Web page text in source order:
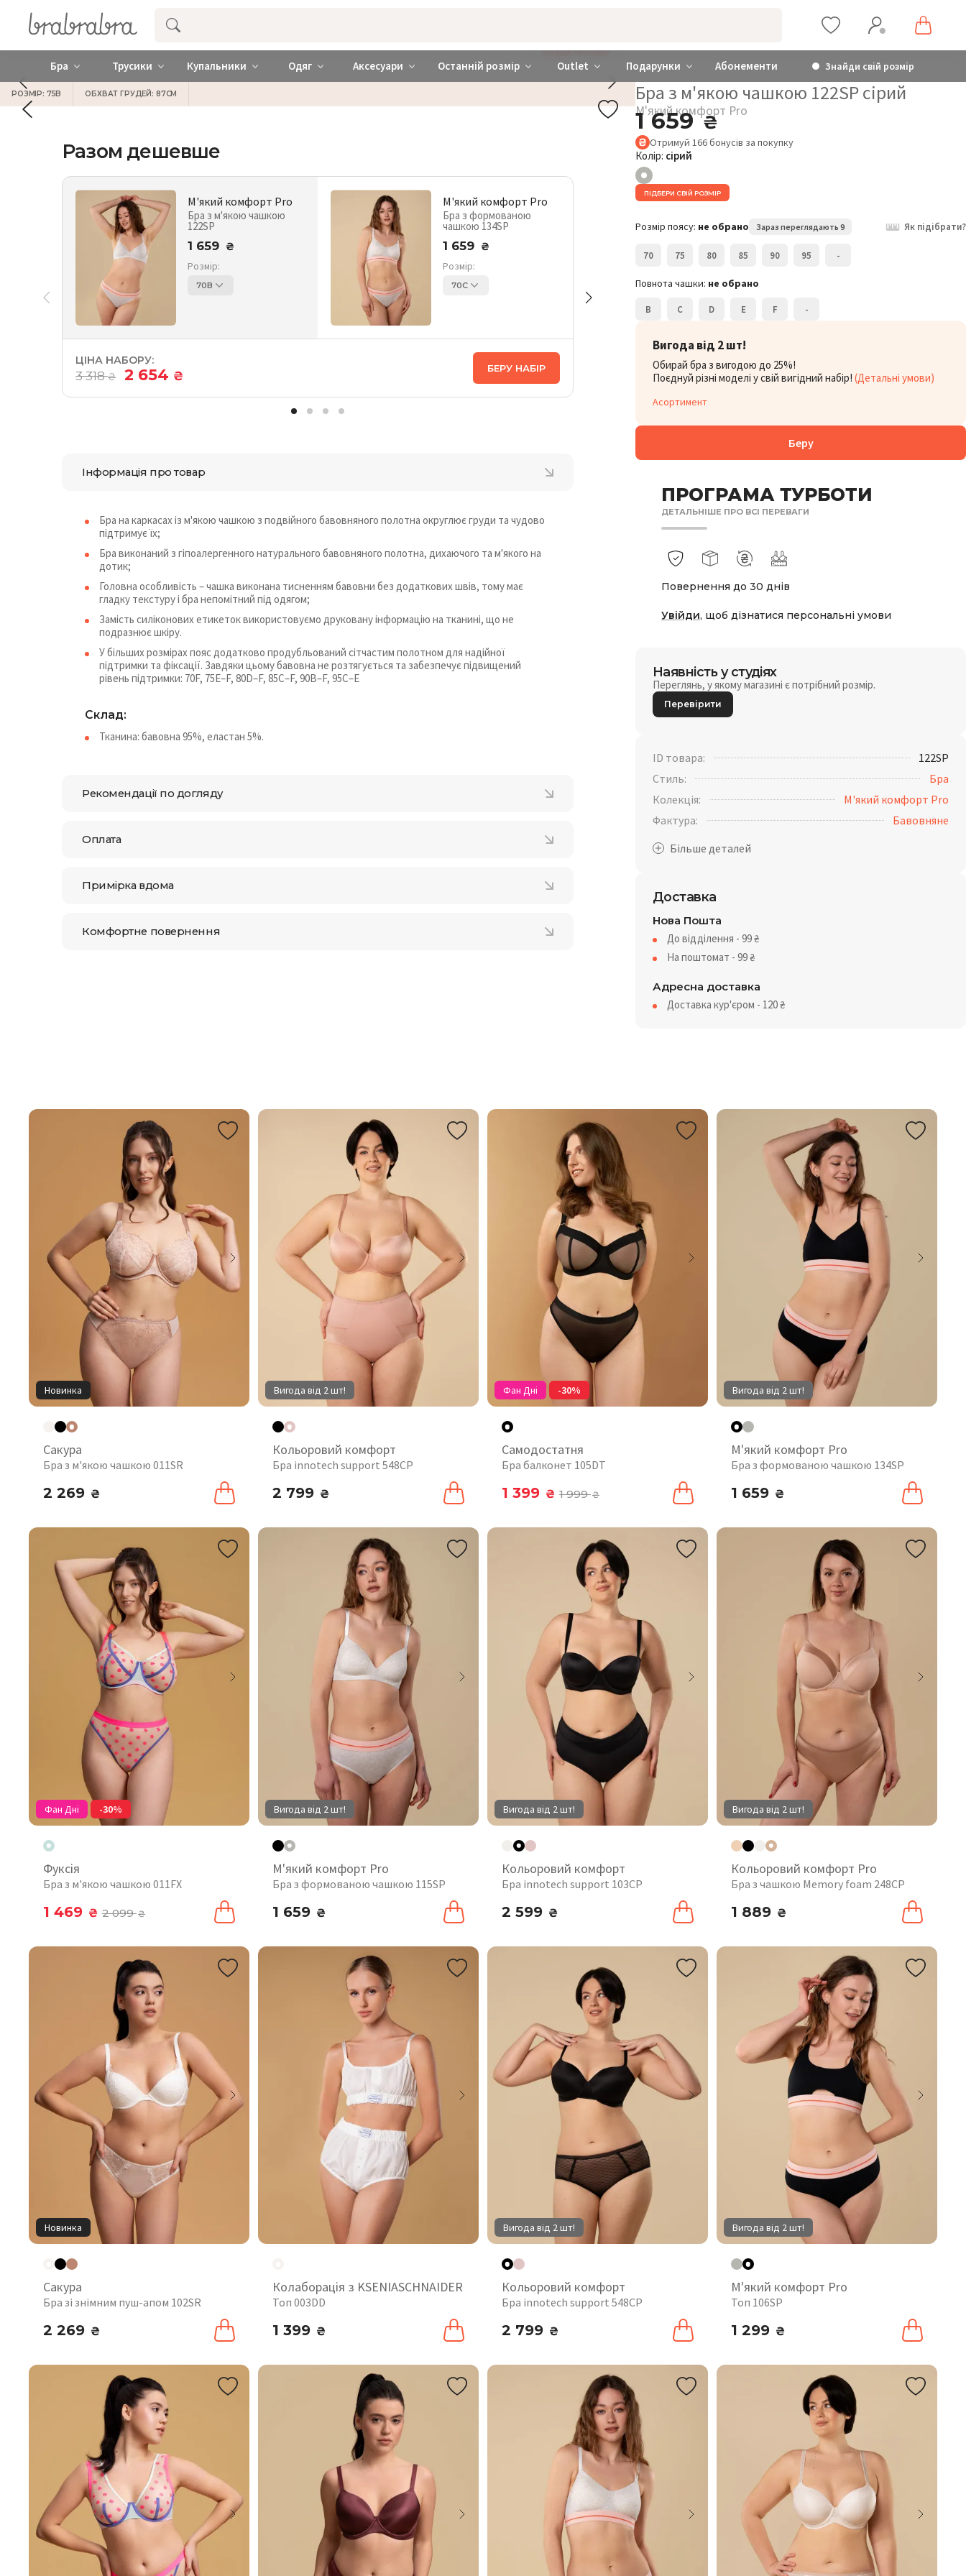
Купити нижню жіночу білизну ❤️ brabrabra ❤️ Київ та Україна
Бра Трусики Купальники Одяг Аксесуари Останній розмір Outlet Подарунки Абонементи Знайди свій розмір
ДОДАЙ ТРУСИКИ
РОЗМІР: 75B ОБХВАТ ГРУДЕЙ: 87СМ Бра з м'якою чашкою 122SP сірий
М'який комфорт Pro
1 659₴
Отримуй 166бонусів за покупку
Колір: сірий
ПІДБЕРИ СВІЙ РОЗМІР
Розмір поясу: не обрано Зараз переглядають 9 Як підібрати?
70 75 80 85 90 95 -
Повнота чашки: не обрано
B C D E F -
Вигода від 2 шт!
Обирай бра з вигодою до 25%!
Поєднуй різні моделі у свій вигідний набір! (Детальні умови)
Асортимент
Беру
ПРОГРАМА ТУРБОТИ
ДЕТАЛЬНІШЕ ПРО ВСІ ПЕРЕВАГИ
Повернення до 30 днів
Увійди, щоб дізнатися персональні умови
Наявність у студіях
Переглянь, у якому магазині є потрібний розмір.
Перевірити
ID товара:
122SP
Стиль:
Бра
Колекція:
М'який комфорт Pro
Фактура:
Бавовняне
Доставка
Нова Пошта
До відділення - 99₴
На поштомат - 99₴
Адресна доставка
Доставка кур'єром - 120₴
Разом дешевше
М'який комфорт Pro
Бра з м'якою чашкою
122SP
1 659 ₴
Розмір:
70B
М'який комфорт Pro
Бра з формованою
чашкою 134SP
1 659 ₴
Розмір:
70C
ЦІНА НАБОРУ:
3 318₴ 2 654 ₴
БЕРУ НАБІР
М'який комфорт Pro
122SP
70B
ЦІНА НАБОРУ:
2 654₴
Інформація про товар
Бра на каркасах із м'якою чашкою з подвійного бавовняного полотна округлює груди та чудово
підтримує їх;
Бра виконаний з гіпоалергенного натурального бавовняного полотна, дихаючого та м'якого на
дотик;
Головна особливість – чашка виконана тисненням бавовни без додаткових швів, тому має
гладку текстуру і бра непомітний під одягом;
Замість силіконових етикеток використовуємо друковану інформацію на тканині, що не
подразнює шкіру.
У більших розмірах пояс додатково продубльований сітчастим полотном для надійної
підтримки та фіксації. Завдяки цьому бавовна не розтягується та забезпечує підвищений
рівень підтримки: 70F, 75E–F, 80D–F, 85C–F, 90B–F, 95C–E
Склад:
Тканина: бавовна 95%, еластан 5%.
Рекомендації по догляду
Оплата
Примірка вдома
Комфортне повернення
Новинка
Сакура
Бра з м'якою чашкою 011SR
2 269 ₴
Вигода від 2 шт!
Кольоровий комфорт
Бра innotech support 548CP
2 799 ₴
Фан Дні -30%
Самодостатня
Бра балконет 105DT
1 399 ₴ 1 999₴
Вигода від 2 шт!
М'який комфорт Pro
Бра з формованою чашкою 134SP
1 659 ₴
Фан Дні -30%
Фуксія
Бра з м'якою чашкою 011FX
1 469 ₴ 2 099₴
Вигода від 2 шт!
М'який комфорт Pro
Бра з формованою чашкою 115SP
1 659 ₴
Вигода від 2 шт!
Кольоровий комфорт
Бра innotech support 103CP
2 599 ₴
Вигода від 2 шт!
Кольоровий комфорт Pro
Бра з чашкою Memory foam 248CP
1 889 ₴
Новинка
Сакура
Бра зі знімним пуш-апом 102SR
2 269 ₴
Колаборація з KSENIASCHNAIDER
Топ 003DD
1 399 ₴
Вигода від 2 шт!
Кольоровий комфорт
Бра innotech support 548CP
2 799 ₴
Вигода від 2 шт!
М'який комфорт Pro
Топ 106SP
1 299 ₴